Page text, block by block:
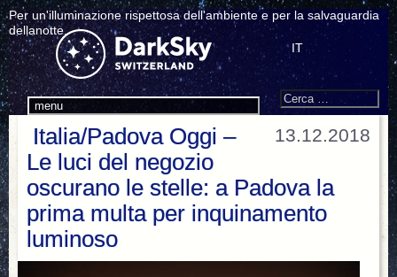
Per un'illuminazione rispettosa dell'ambiente e per la salvaguardia
dellanotte.
menu
IT
Search
Cerca:
13.12.2018
Italia/Padova Oggi –
Le luci del negozio
oscurano le stelle: a Padova la
prima multa per inquinamento
luminoso